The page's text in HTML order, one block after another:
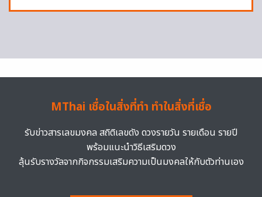
MThai เชื่อในสิ่งที่ทำ ทำในสิ่งที่เชื่อ
รับข่าวสารเลขมงคล สถิติเลขดัง ดวงรายวัน รายเดือน รายปี
พร้อมแนะนำวิธีเสริมดวง
ลุ้นรับรางวัลจากกิจกรรมเสริมความเป็นมงคลให้กับตัวท่านเอง